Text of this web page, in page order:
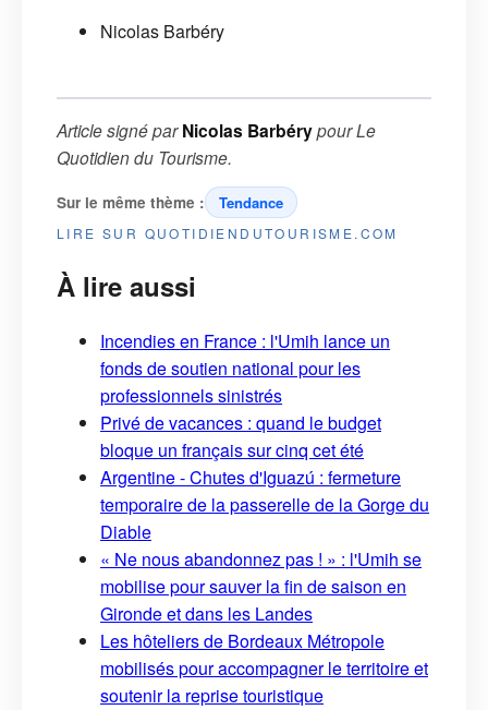
Nicolas Barbéry
Article signé parNicolas BarbérypourLe
Quotidien du Tourisme.
Sur le même thème : Tendance
LIRE SUR QUOTIDIENDUTOURISME.COM
À lire aussi
Incendies en France : l'Umih lance un
fonds de soutien national pour les
professionnels sinistrés
Privé de vacances : quand le budget
bloque un français sur cinq cet été
Argentine - Chutes d'Iguazú : fermeture
temporaire de la passerelle de la Gorge du
Diable
« Ne nous abandonnez pas ! » : l'Umih se
mobilise pour sauver la fin de saison en
Gironde et dans les Landes
Les hôteliers de Bordeaux Métropole
mobilisés pour accompagner le territoire et
soutenir la reprise touristique